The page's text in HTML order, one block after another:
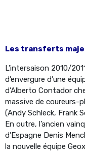
Les transferts
L’intersaison 2010/
d’envergure d’une
d’Alberto Contador
massive de coureurs-
(Andy Schleck, Frank
En outre, l’ancien
d’Espagne Denis
la nouvelle équipe